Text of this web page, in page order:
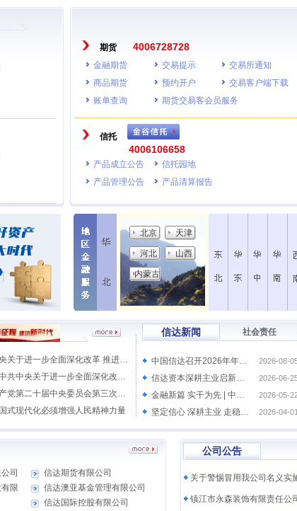
期货 4006728728
金融期货
商品期货
账单查询
交易提示
预约开户
期货交易客会员服务
交易所通知
交易客户端下载
信托
4006106658
产品成立公告
产品管理公告
信托园地
产品清算报告
北京 天津
河北 山西
内蒙古
黑龙江 浙江
福建
中共中央关于进一步全面深化改革 推进中国式现代化的决定
关于《中共中央关于进一步全面深化改革、 推进中国式现代化的决定》的说明
中国共产党第二十届中央委员会第三次全体会议公报
式现代化必须增强人民精神力量
信达新闻 社会责任
中国信达召开2026年年中党建和经营管理工作座谈会 2026-08-
信达资本深耕主业启新篇 接力基金赋能科创促发展 ——福建省接力科创基金正式落地 总规模超20亿元 2026-06-
金融新篇 实干为先 | 中国信达旗下南商中国打造“双轮驱动”服务新范式 赋能民营经济发展 2026-05-
坚定信心 深耕主业 走稳走好内涵式高质量发展之路——中国信达发布2025年度经营业绩 2026-04-01
司
限
信达期货有限公司
信达澳亚基金管理有限公司
信达国际控股有限公司
公司公告
关于警惕冒用我公司名义实